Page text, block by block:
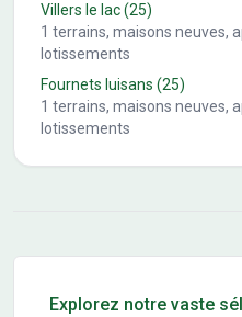
Villers le lac(25)
1 terrains, maisons neuves,
lotissements
Fournets luisans (25)
1 terrains, maisons neuves,
lotissements
Explorez notre vaste